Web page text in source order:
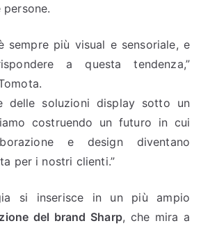
persone.
sempre più visual e sensoriale, e
a questa tendenza,”
delle soluzioni display sotto un
costruendo un futuro in cui
e design diventano
per i nostri clienti.”
si inserisce in un più ampio
del brand Sharp, che mira a